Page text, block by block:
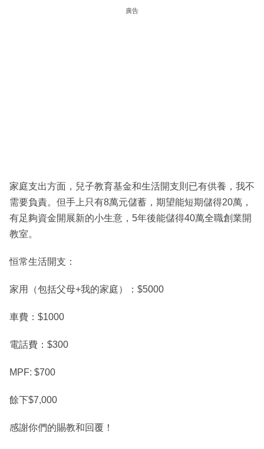
廣告
家庭支出方面，兒子教育基金和生活開支則已有供養，我不
需要負責。但手上只有8萬元儲蓄，期望能短期儲得20萬，
有足夠資金開展新的小生意，5年後能儲得40萬全職創業開
教室。
恒常生活開支：
家用（包括父母+我的家庭）：$5000
車費：$1000
電話費：$300
MPF: $700
餘下$7,000
感謝你們的賜教和回覆！